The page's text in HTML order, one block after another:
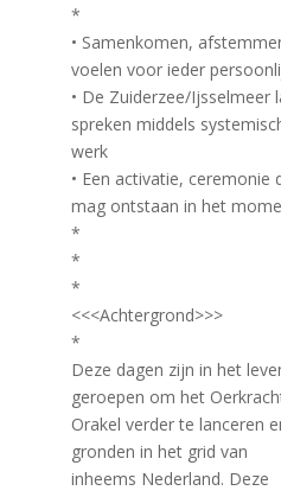
*
• Samenkomen,
voelen voor ieder
• De Zuiderzee/Ijsselmeer
spreken middels
werk
• Een activatie, ceremonie
mag ontstaan in het
*
*
*
<<<Achtergrond>>>
*
Deze dagen zijn in het
geroepen om het
Orakel verder te lanceren
gronden in het grid van
inheems Nederland. Deze